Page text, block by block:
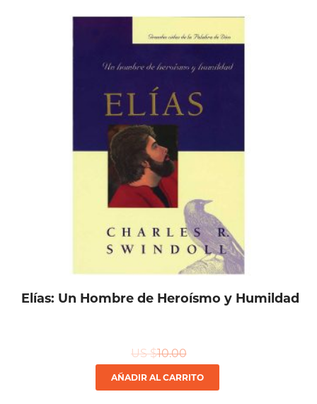
Elías: Un Hombre de Heroísmo y Humildad
US $10.00
AÑADIR AL CARRITO